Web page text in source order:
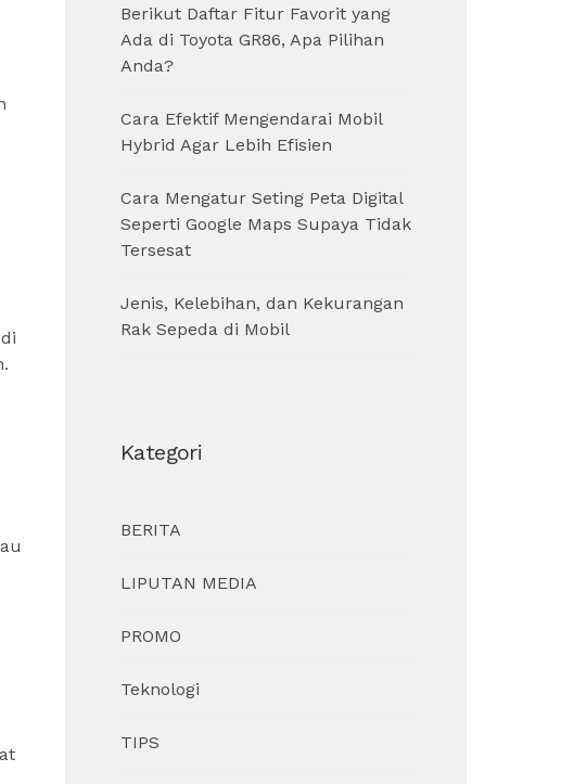
Berikut Daftar Fitur Favorit yang
Ada di Toyota GR86, Apa Pilihan
Anda?
Cara Efektif Mengendarai Mobil
Hybrid Agar Lebih Efisien
Cara Mengatur Seting Peta Digital
Seperti Google Maps Supaya Tidak
Tersesat
Jenis, Kelebihan, dan Kekurangan
Rak Sepeda di Mobil
Kategori
BERITA
LIPUTAN MEDIA
PROMO
Teknologi
TIPS